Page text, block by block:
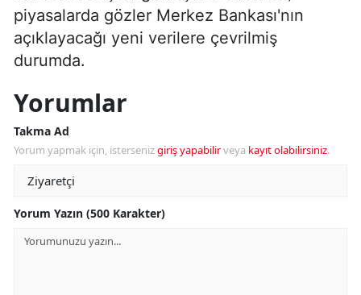
piyasalarda gözler Merkez Bankası'nın
açıklayacağı yeni verilere çevrilmiş
durumda.
Yorumlar
Takma Ad
Yorum yapmak için, istersenizgiriş yapabilirveya kayıt olabilirsiniz.
Yorum Yazın (500 Karakter)